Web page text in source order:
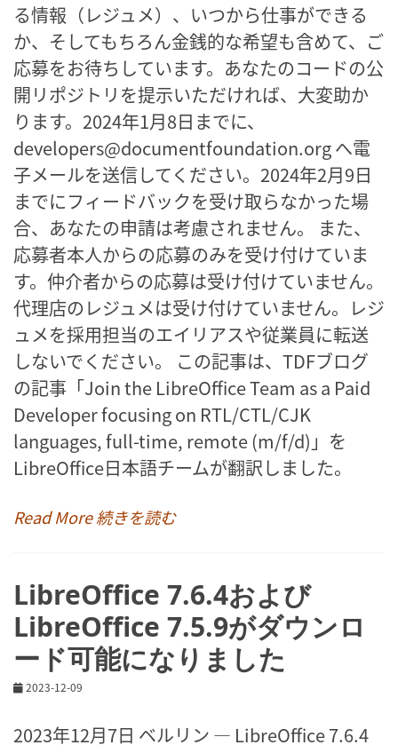
る情報（レジュメ）、いつから仕事ができる
か、そしてもちろん金銭的な希望も含めて、ご
応募をお待ちしています。あなたのコードの公
開リポジトリを提示いただければ、大変助か
ります。2024年1月8日までに、
developers@documentfoundation.org へ電
子メールを送信してください。2024年2月9日
までにフィードバックを受け取らなかった場
合、あなたの申請は考慮されません。 また、
応募者本人からの応募のみを受け付けていま
す。仲介者からの応募は受け付けていません。
代理店のレジュメは受け付けていません。レジ
ュメを採用担当のエイリアスや従業員に転送
しないでください。 この記事は、TDFブログ
の記事「Join the LibreOffice Team as a Paid
Developer focusing on RTL/CTL/CJK
languages, full-time, remote (m/f/d)」を
LibreOffice日本語チームが翻訳しました。
Read More 続きを読む
LibreOffice 7.6.4および
LibreOffice 7.5.9がダウンロ
ード可能になりました
2023-12-09
2023年12月7日 ベルリン ― LibreOffice 7.6.4